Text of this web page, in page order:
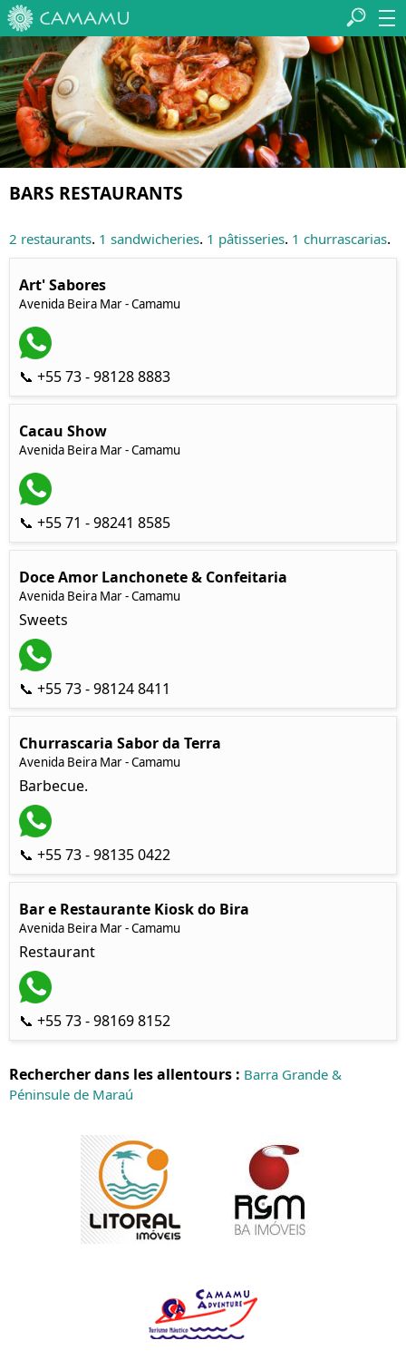
BARS RESTAURANTS
2 restaurants. 1 sandwicheries. 1 pâtisseries. 1 churrascarias.
Art' Sabores
Avenida Beira Mar - Camamu
📞 +55 73 - 98128 8883
Cacau Show
Avenida Beira Mar - Camamu
📞 +55 71 - 98241 8585
Doce Amor Lanchonete & Confeitaria
Avenida Beira Mar - Camamu
Sweets
📞 +55 73 - 98124 8411
Churrascaria Sabor da Terra
Avenida Beira Mar - Camamu
Barbecue.
📞 +55 73 - 98135 0422
Bar e Restaurante Kiosk do Bira
Avenida Beira Mar - Camamu
Restaurant
📞 +55 73 - 98169 8152
Rechercher dans les allentours : Barra Grande &
Péninsule de Maraú